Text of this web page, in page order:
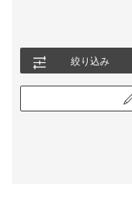
絞り込み